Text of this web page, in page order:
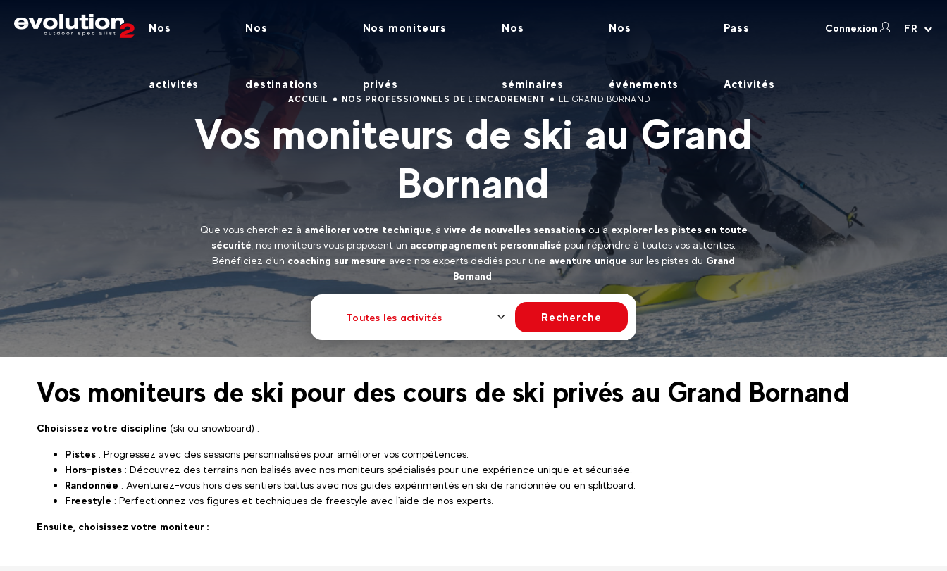
Nos
activités
Nos
destinations
Nos moniteurs
privés
Nos
séminaires
Nos
événements
Pass
Activités
Connexion FR
ACCUEIL NOS PROFESSIONNELS DE L'ENCADREMENT LE GRAND BORNAND
Vos moniteurs de ski au Grand
Bornand
Que vous cherchiez à améliorer votre technique , à vivre de nouvelles sensationsou à explorer les pistes en toute
sécurité , nos moniteurs vous proposent un accompagnement personnalisé pour répondre à toutes vos attentes.
Bénéficiez d'un coaching sur mesure avec nos experts dédiés pour une aventure unique sur les pistes du Grand
Bornand.
Toutes les activités Recherche
Vos moniteurs de ski pour des cours de ski privés au Grand Bornand
Choisissez votre discipline (ski ou snowboard) :
Pistes : Progressez avec des sessions personnalisées pour améliorer vos compétences.
Hors-pistes : Découvrez des terrains non balisés avec nos moniteurs spécialisés pour une expérience unique et sécurisée.
Randonnée : Aventurez-vous hors des sentiers battus avec nos guides expérimentés en ski de randonnée ou en splitboard.
Freestyle : Perfectionnez vos figures et techniques de freestyle avec l'aide de nos experts.
Ensuite, choisissez votre moniteur :